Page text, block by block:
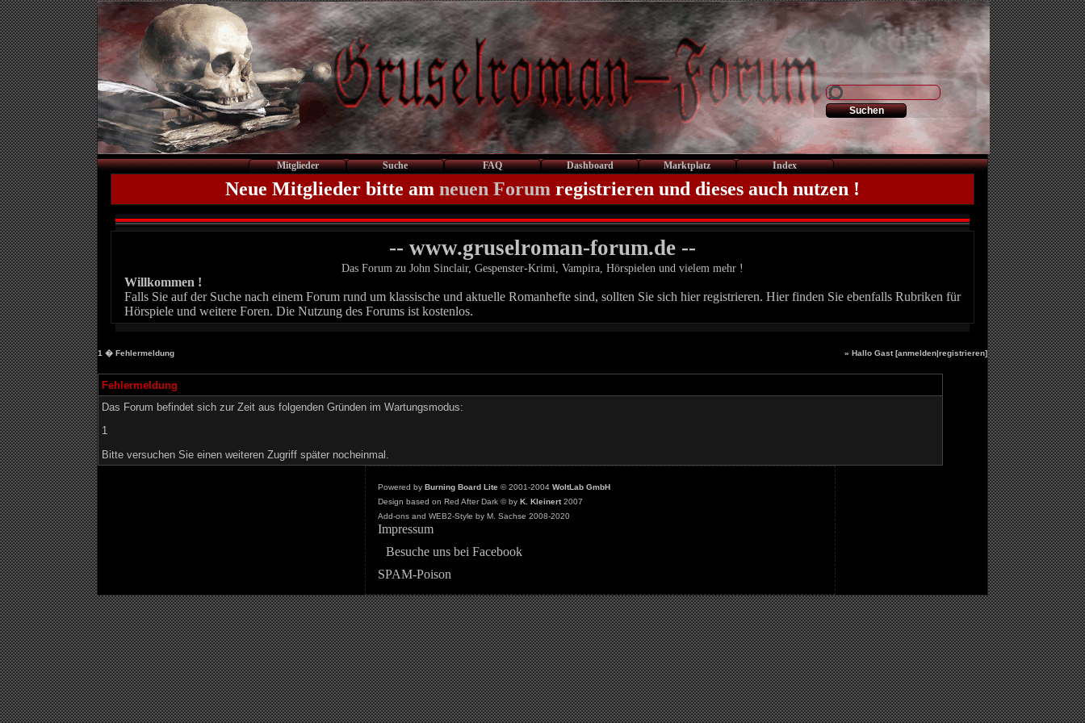
Mitglieder Suche FAQ Dashboard Marktplatz Index
Neue Mitglieder bitte am neuen Forum registrieren und dieses auch nutzen !
-- www.gruselroman-forum.de --
Das Forum zu John Sinclair, Gespenster-Krimi, Vampira, Hörspielen und vielem mehr !
Willkommen !
Falls Sie auf der Suche nach einem Forum rund um klassische und aktuelle Romanhefte sind, sollten Sie sich hier registrieren. Hier finden Sie ebenfalls Rubriken für
Hörspiele und weitere Foren. Die Nutzung des Forums ist kostenlos.
1 � Fehlermeldung » Hallo Gast [anmelden|registrieren]
Fehlermeldung
Das Forum befindet sich zur Zeit aus folgenden Gründen im Wartungsmodus:
1
Bitte versuchen Sie einen weiteren Zugriff später nocheinmal.
Powered by Burning Board Lite© 2001-2004 WoltLab GmbH
Design based on Red After Dark © by K. Kleinert2007
Add-ons and WEB2-Style by M. Sachse 2008-2020
Impressum
Besuche uns bei Facebook
SPAM-Poison